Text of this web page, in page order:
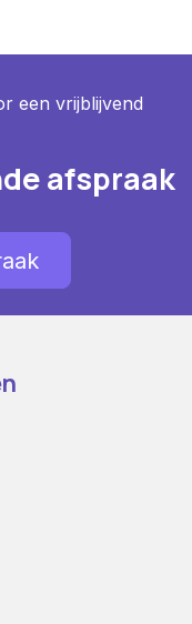
een vrijblijvend
afspraak